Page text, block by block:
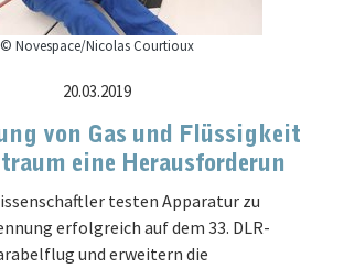
© Novespace/Nicolas Courtioux
20.03.2019
von Gas und Flüssigkeit
eine Herausforderun
testen Apparatur zu
erfolgreich auf dem 33. DLR-
und erweitern die